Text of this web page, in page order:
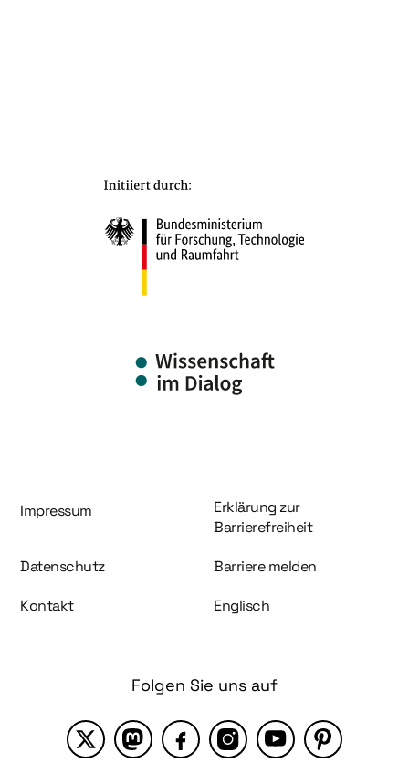
Information und Service
Impressum
Erklärung zur
Barrierefreiheit
Datenschutz Barriere melden
Kontakt Englisch
Folgen Sie uns auf